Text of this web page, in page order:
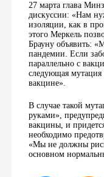
27 марта глава
дискуссии: «Нам
изоляции, как в
этого Меркель
Брауну объявить:
пандемии. Если
параллельно с
следующая мутация
вакцине».
В случае такой
руками»,
вакцины, и
необходимо
«Мы не должны
основном